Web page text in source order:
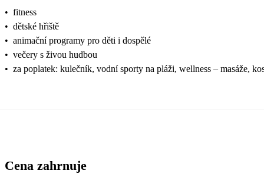
• fitness
• dětské hřiště
• animační programy pro děti i dospělé
• večery s živou hudbou
• za poplatek: kulečník, vodní sporty na pláži, wellness – masáže,
Cena zahrnuje